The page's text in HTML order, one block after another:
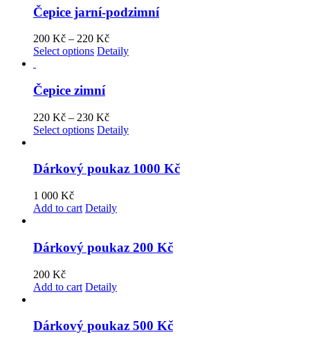
Čepice jarní-podzimní
200 Kč – 220 Kč
Select options Detaily
Čepice zimní
220 Kč – 230 Kč
Select options Detaily
Dárkový poukaz 1000 Kč
1 000 Kč
Add to cart Detaily
Dárkový poukaz 200 Kč
200 Kč
Add to cart Detaily
Dárkový poukaz 500 Kč